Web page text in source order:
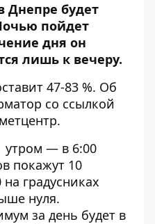
Днепре будет
пойдет
дня он
лишь к вечеру.
47-83 %. Об
со ссылкой
утром — в 6:00
покажут 10
на градусниках
нуля.
за день будет в